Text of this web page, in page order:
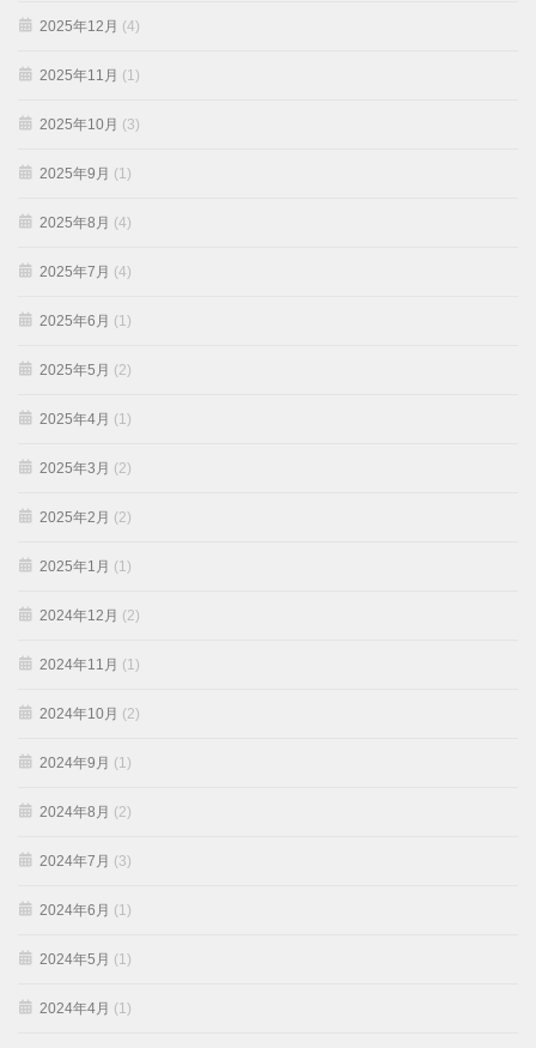
2025年12月 (4)
2025年11月 (1)
2025年10月 (3)
2025年9月 (1)
2025年8月 (4)
2025年7月 (4)
2025年6月 (1)
2025年5月 (2)
2025年4月 (1)
2025年3月 (2)
2025年2月 (2)
2025年1月 (1)
2024年12月 (2)
2024年11月 (1)
2024年10月 (2)
2024年9月 (1)
2024年8月 (2)
2024年7月 (3)
2024年6月 (1)
2024年5月 (1)
2024年4月 (1)